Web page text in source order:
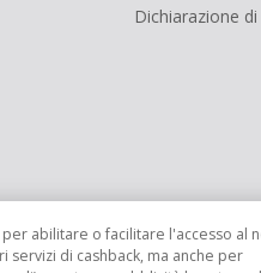
Dichiarazione
abilitare o facilitare l'accesso al
di cashback, ma anche per